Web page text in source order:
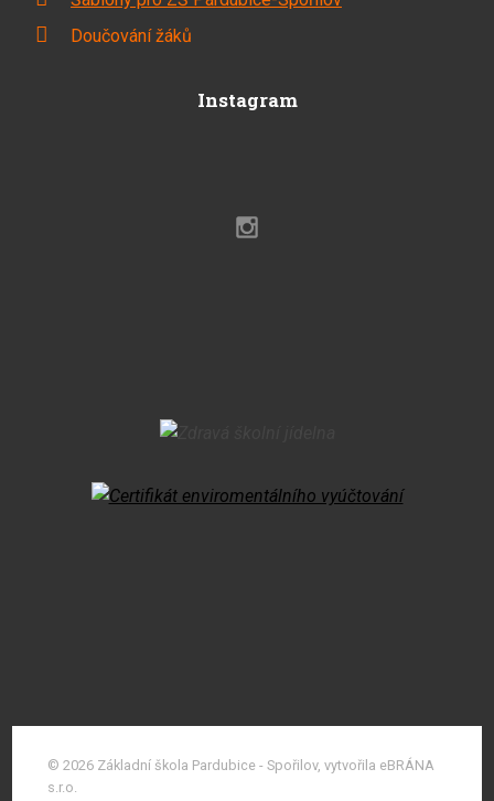
Doučování žáků
Instagram
© 2026 Základní škola Pardubice - Spořilov, vytvořila eBRÁNA
s.r.o.